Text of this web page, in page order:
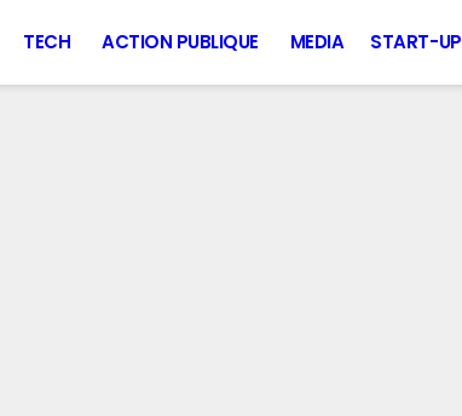
TECH ACTION PUBLIQUE MEDIA START-UP